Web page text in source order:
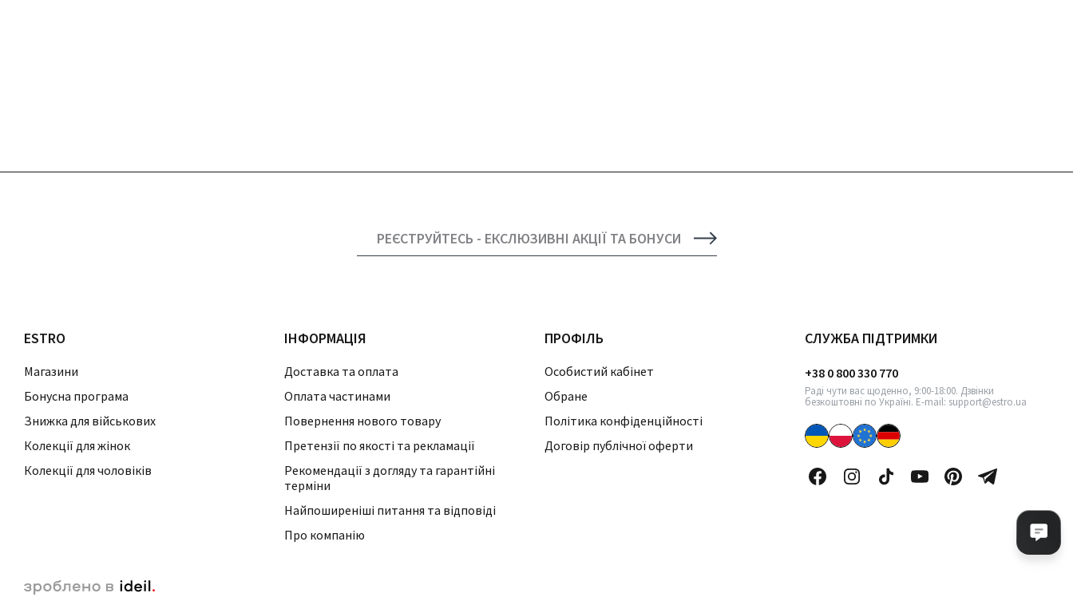
РЕЄСТРУЙТЕСЬ - ЕКСЛЮЗИВНІ АКЦІЇ ТА БОНУСИ
ESTRO
Магазини
Бонусна програма
Знижка для військових
Колекції для жінок
Колекції для чоловіків
ІНФОРМАЦІЯ
Доставка та оплата
Оплата частинами
Повернення нового товару
Претензії по якості та рекламації
Рекомендації з догляду та гарантійні
терміни
Найпоширеніші питання та відповіді
Про компанію
ПРОФІЛЬ
Особистий кабінет
Обране
Політика конфіденційності
Договір публічної оферти
СЛУЖБА ПІДТРИМКИ
+38 0 800 330 770
Раді чути вас щоденно, 9:00-18:00. Дзвінки
безкоштовні по Україні. E-mail: support@estro.ua